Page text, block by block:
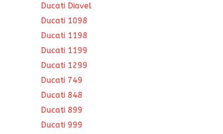
Ducati Diavel
Ducati 1098
Ducati 1198
Ducati 1199
Ducati 1299
Ducati 749
Ducati 848
Ducati 899
Ducati 999